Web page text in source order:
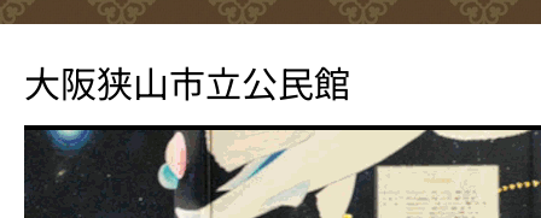
テ
ン
へ
ッ
大阪狭山市立公民館